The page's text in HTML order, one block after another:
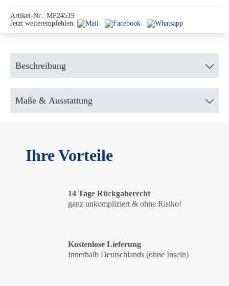
Artikel-Nr.: MP24519
Jetzt weiterempfehlen:
Beschreibung
Maße & Ausstattung
Ihre Vorteile
14 Tage Rückgaberecht
ganz unkompliziert & ohne Risiko!
Kostenlose Lieferung
Innerhalb Deutschlands (ohne Inseln)